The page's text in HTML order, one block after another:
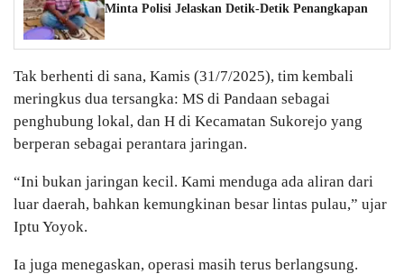
Minta Polisi Jelaskan Detik-Detik Penangkapan
Tak berhenti di sana, Kamis (31/7/2025), tim kembali
meringkus dua tersangka: MS di Pandaan sebagai
penghubung lokal, dan H di Kecamatan Sukorejo yang
berperan sebagai perantara jaringan.
“Ini bukan jaringan kecil. Kami menduga ada aliran dari
luar daerah, bahkan kemungkinan besar lintas pulau,” ujar
Iptu Yoyok.
Ia juga menegaskan, operasi masih terus berlangsung.